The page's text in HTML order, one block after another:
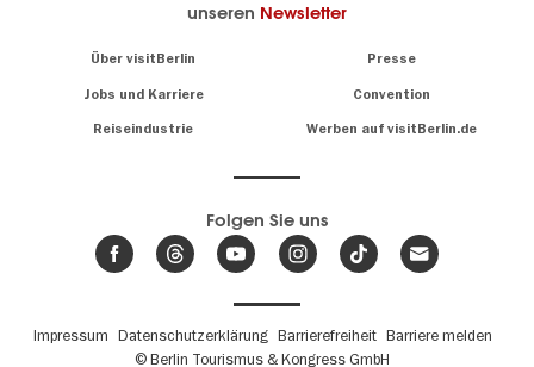
unseren Newsletter
Über visitBerlin Presse
Jobs und Karriere Convention
Reiseindustrie Werben auf visitBerlin.de
sind
für Sie da.
Tickets
Wir haben den
Insidertipps
Trends
Folgen Sie uns
Fußbereichsmenü
Impressum Datenschutzerklärung Barrierefreiheit Barriere melden
© Berlin Tourismus & Kongress GmbH